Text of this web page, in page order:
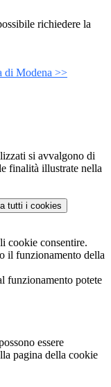
richiedere la
di Modena >>
si avvalgono di
finalità illustrate nella
tutti i cookies
cookie consentire.
il funzionamento della
funzionamento potete
essere
pagina della cookie